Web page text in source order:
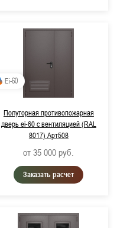
Ei-60
Полуторная противопожарная
дверь ei-60 с вентиляцией (RAL
8017) Арт508
от 35 000 руб.
Заказать расчет